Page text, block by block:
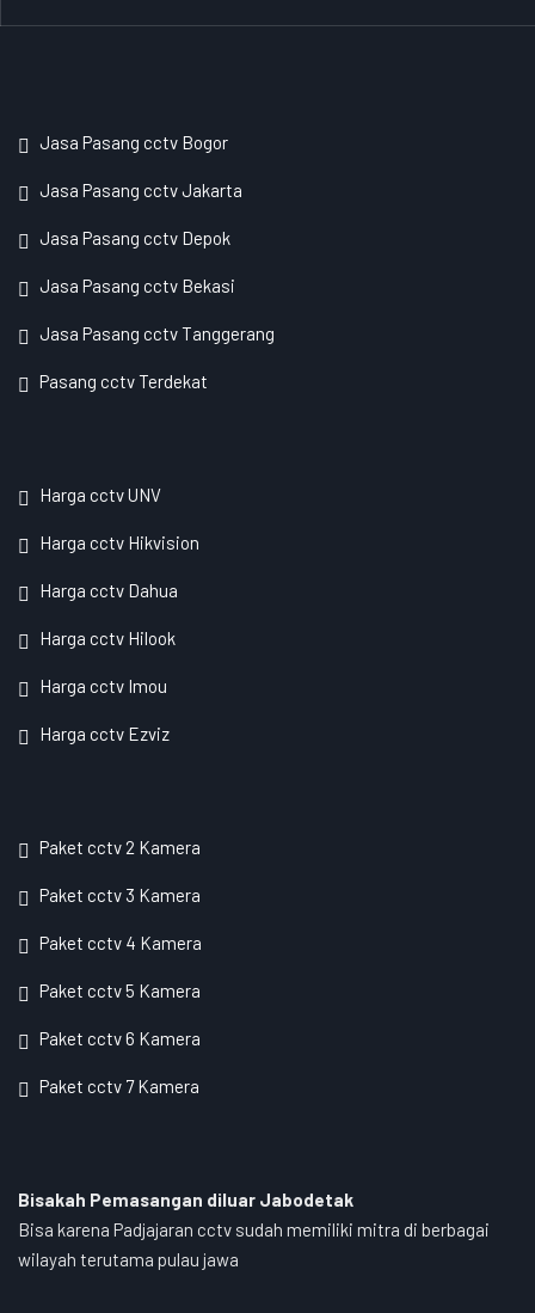
Jasa Pasang cctv Bogor
Jasa Pasang cctv Jakarta
Jasa Pasang cctv Depok
Jasa Pasang cctv Bekasi
Jasa Pasang cctv Tanggerang
Pasang cctv Terdekat
Harga cctv UNV
Harga cctv Hikvision
Harga cctv Dahua
Harga cctv Hilook
Harga cctv Imou
Harga cctv Ezviz
Paket cctv 2 Kamera
Paket cctv 3 Kamera
Paket cctv 4 Kamera
Paket cctv 5 Kamera
Paket cctv 6 Kamera
Paket cctv 7 Kamera
Bisakah Pemasangan diluar Jabodetak
Bisa karena Padjajaran cctv sudah memiliki mitra di berbagai
wilayah terutama pulau jawa